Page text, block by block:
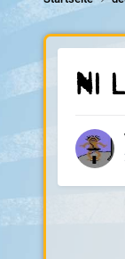
NI